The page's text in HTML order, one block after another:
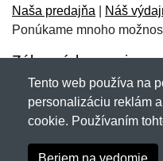
E-mail:
Správa*
Správa*
Naša predajňa
Náš
Ponúkame mnoho
Zákaznícky servis
Novinky emailom
Copyright © 2007-2026
Tento web používa na
personalizáciu reklám
cookie. Používaním
Beriem na vedomie